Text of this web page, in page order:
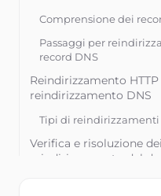
Contattaci
Base di conoscenza
Comprensione dei
Passaggi per
record DNS
Reindirizzamento
reindirizzamento DNS
Tipi di reindirizzamenti
Verifica e risoluzione
reindirizzamento del